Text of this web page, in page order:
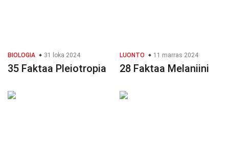
BIOLOGIA 31 loka 2024
35 Faktaa Pleiotropia
LUONTO 11 marras 2024
28 Faktaa Melaniini